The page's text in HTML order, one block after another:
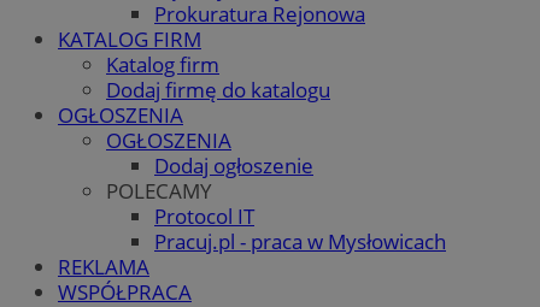
Prokuratura Rejonowa
KATALOG FIRM
Katalog firm
Dodaj firmę do katalogu
OGŁOSZENIA
OGŁOSZENIA
Dodaj ogłoszenie
POLECAMY
Protocol IT
Pracuj.pl - praca w Mysłowicach
REKLAMA
WSPÓŁPRACA